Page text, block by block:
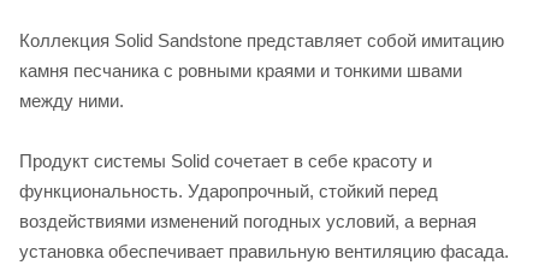
Коллекция Solid Sandstone представляет собой имитацию
камня песчаника с ровными краями и тонкими швами
между ними.
Продукт системы Solid сочетает в себе красоту и
функциональность. Ударопрочный, стойкий перед
воздействиями изменений погодных условий, а верная
установка обеспечивает правильную вентиляцию фасада.